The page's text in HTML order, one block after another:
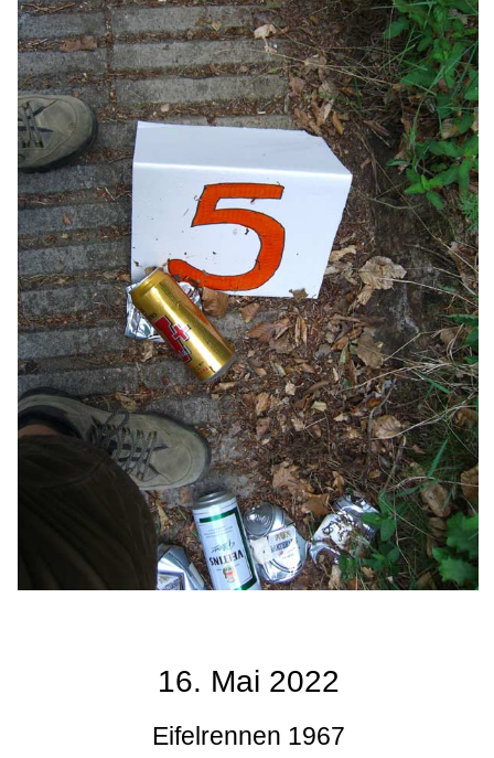
16. Mai 2022
Eifelrennen 1967